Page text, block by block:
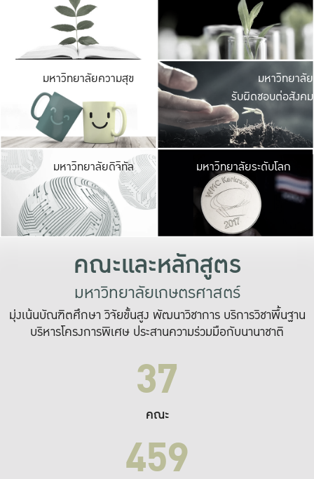
มีพื้นที่เขียวสดใส
เป็นป่าในเมือง เกษต
มหาวิทยาลัยความสุข มหาวิ
ค
เปิดประ
และพบเรื่องราวใ
มหาวิทยาลัย
รับผิดชอบต่อสังคม
มหาวิทยาลัยดิจิทัล มหาวิ
เปลี่ยนแปลง แล
เพื่อทำง
ระบบสารสนเทศ
มหาวิทยาลัยระดับโลก
คณะและหลักสูตร
มหาวิทยาลัยเกษตรศาสตร์
มุ่งเน้นบัณฑิตศึกษา วิจัยขั้นสูง พัฒนาวิชาการ บริการวิชาพื้นฐาน
บริหารโครงการพิเศษ ประสานความร่วมมือกับนานาชาติ
37
คณะ
459